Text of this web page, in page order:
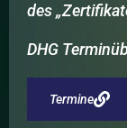
des
DHG
Termine